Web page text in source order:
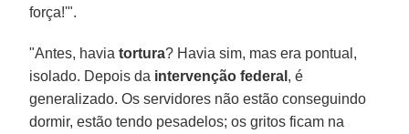
força!'".
"Antes, haviatortura? Havia sim, mas era pontual,
isolado. Depois da intervenção federal , é
generalizado. Os servidores não estão conseguindo
dormir, estão tendo pesadelos; os gritos ficam na